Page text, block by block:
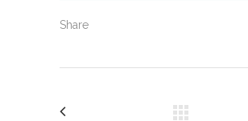
Share